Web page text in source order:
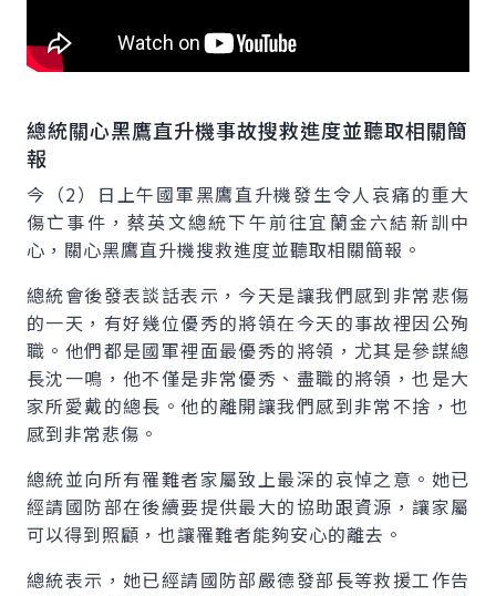
總統關心黑鷹直升機事故搜救進度並聽取相關簡
報
今（2）日上午國軍黑鷹直升機發生令人哀痛的重大
傷亡事件，蔡英文總統下午前往宜蘭金六結新訓中
心，關心黑鷹直升機搜救進度並聽取相關簡報。
總統會後發表談話表示，今天是讓我們感到非常悲傷
的一天，有好幾位優秀的將領在今天的事故裡因公殉
職。他們都是國軍裡面最優秀的將領，尤其是參謀總
長沈一鳴，他不僅是非常優秀、盡職的將領，也是大
家所愛戴的總長。他的離開讓我們感到非常不捨，也
感到非常悲傷。
總統並向所有罹難者家屬致上最深的哀悼之意。她已
經請國防部在後續要提供最大的協助跟資源，讓家屬
可以得到照顧，也讓罹難者能夠安心的離去。
總統表示，她已經請國防部嚴德發部長等救援工作告